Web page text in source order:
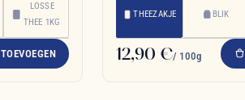
LOSSE
THEE 1KG
TOEVOEGEN
THEEZAKJE BLIK
12,90 €/ 100g